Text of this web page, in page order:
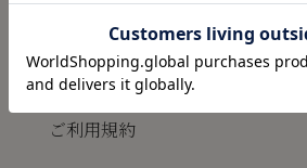
胡蝶庵について
会社情報
ご利用規約